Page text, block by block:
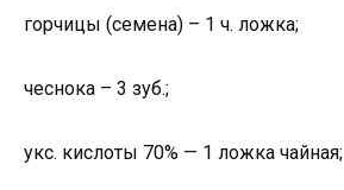
горчицы (семена) – 1 ч. ложка;
чеснока – 3 зуб.;
укс. кислоты 70% — 1 ложка чайная;